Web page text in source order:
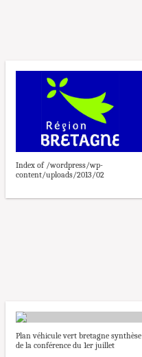
Index of /wordpress/wp-
content/uploads/2013/02
Plan véhicule vert bretagne synthèse
de la conférence du 1er juillet